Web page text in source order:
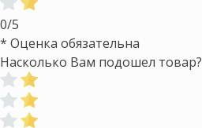
0/5
* Оценка обязательна
Насколько Вам подошел товар?